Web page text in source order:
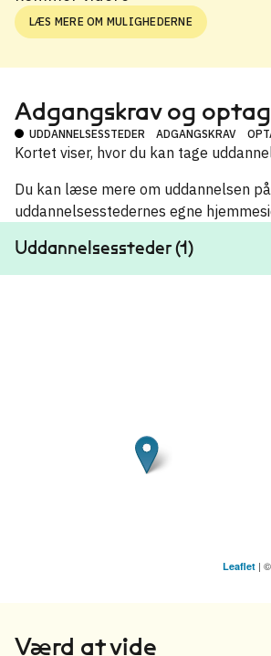
LÆS MERE OM MULIGHEDERNE
Adgangskrav og
UDDANNELSESSTEDER ADGANGSKRAV
Kortet viser, hvor du kan tage
Du kan læse mere om uddannelsen på
uddannelsesstedernes egne
Uddannelsessteder (1)
Leaflet | ©
Værd at vide